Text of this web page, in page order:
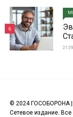
6
© 2024 ГОСОБОРОНА |
Сетевое издание. Все